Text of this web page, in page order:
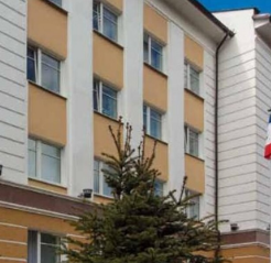
Е